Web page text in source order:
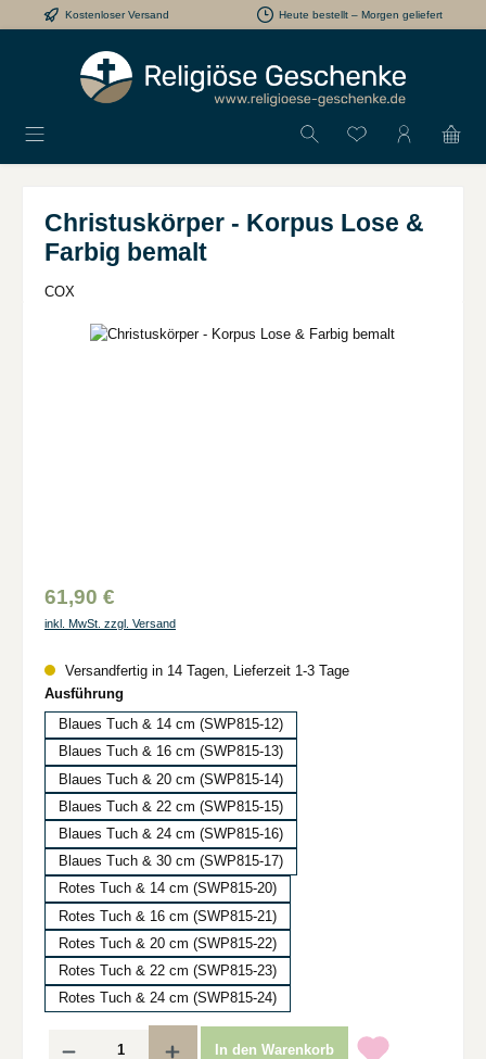
Zum Hauptinhalt springen
Kostenloser Versand Heute bestellt – Morgen geliefert
Du hast 0
Christuskörper - Korpus Lose &
Farbig bemalt
COX
Bildergalerie überspringen
61,90 €
inkl. MwSt. zzgl. Versand
Versandfertig in 14 Tagen, Lieferzeit 1-3 Tage
Ausführung
Blaues Tuch & 14 cm (SWP815-12)
Blaues Tuch & 16 cm (SWP815-13)
Blaues Tuch & 20 cm (SWP815-14)
Blaues Tuch & 22 cm (SWP815-15)
Blaues Tuch & 24 cm (SWP815-16)
Blaues Tuch & 30 cm (SWP815-17)
Rotes Tuch & 14 cm (SWP815-20)
Rotes Tuch & 16 cm (SWP815-21)
Rotes Tuch & 20 cm (SWP815-22)
Rotes Tuch & 22 cm (SWP815-23)
Rotes Tuch & 24 cm (SWP815-24)
Produkt Anzahl: Gib den gewünschten Wert ein oder benutze die Schaltflächen
In den Warenkorb